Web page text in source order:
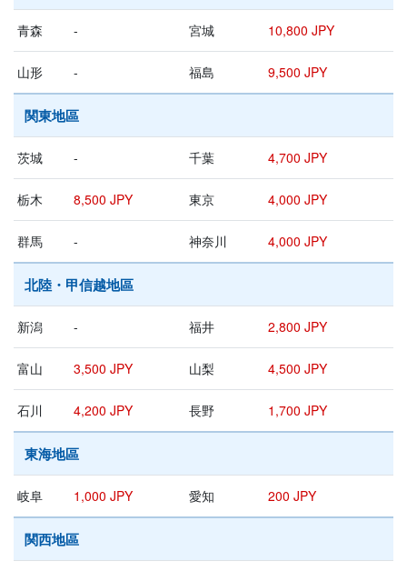
青森 - 宮城 10,800 JPY
山形 - 福島 9,500 JPY
関東地區
茨城 - 千葉 4,700 JPY
栃木 8,500 JPY 東京 4,000 JPY
群馬 - 神奈川 4,000 JPY
北陸・甲信越地區
新潟 - 福井 2,800 JPY
富山 3,500 JPY 山梨 4,500 JPY
石川 4,200 JPY 長野 1,700 JPY
東海地區
岐阜 1,000 JPY 愛知 200 JPY
関西地區